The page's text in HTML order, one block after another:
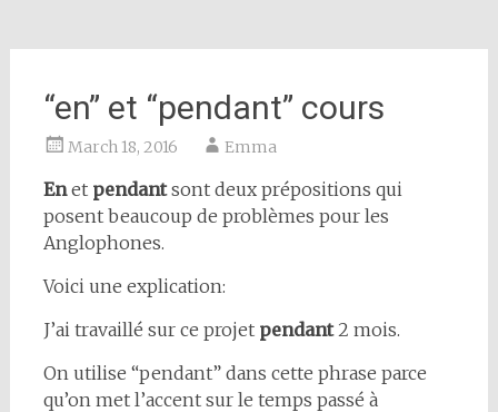
“en” et “pendant” cours
March 18, 2016 Emma
Enet pendantsont deux prépositions qui
posent beaucoup de problèmes pour les
Anglophones.
Voici une explication:
J’ai travaillé sur ce projet pendant2 mois.
On utilise “pendant” dans cette phrase parce
qu’on met l’accent sur le temps passé à